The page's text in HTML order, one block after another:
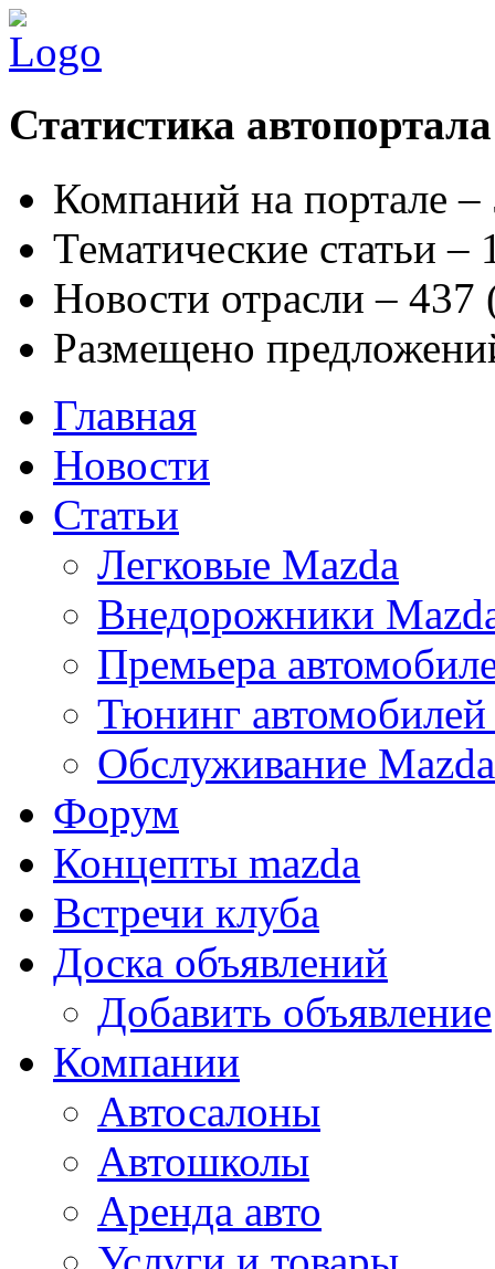
Статистика автопортала
Компаний на портале
Тематические статьи –
Новости отрасли – 437
Размещено
Главная
Новости
Статьи
Легковые Mazda
Внедорожники
Премьера
Тюнинг
Обслуживание Mazda
Форум
Концепты mazda
Встречи клуба
Доска объявлений
Добавить объявление
Компании
Автосалоны
Автошколы
Аренда авто